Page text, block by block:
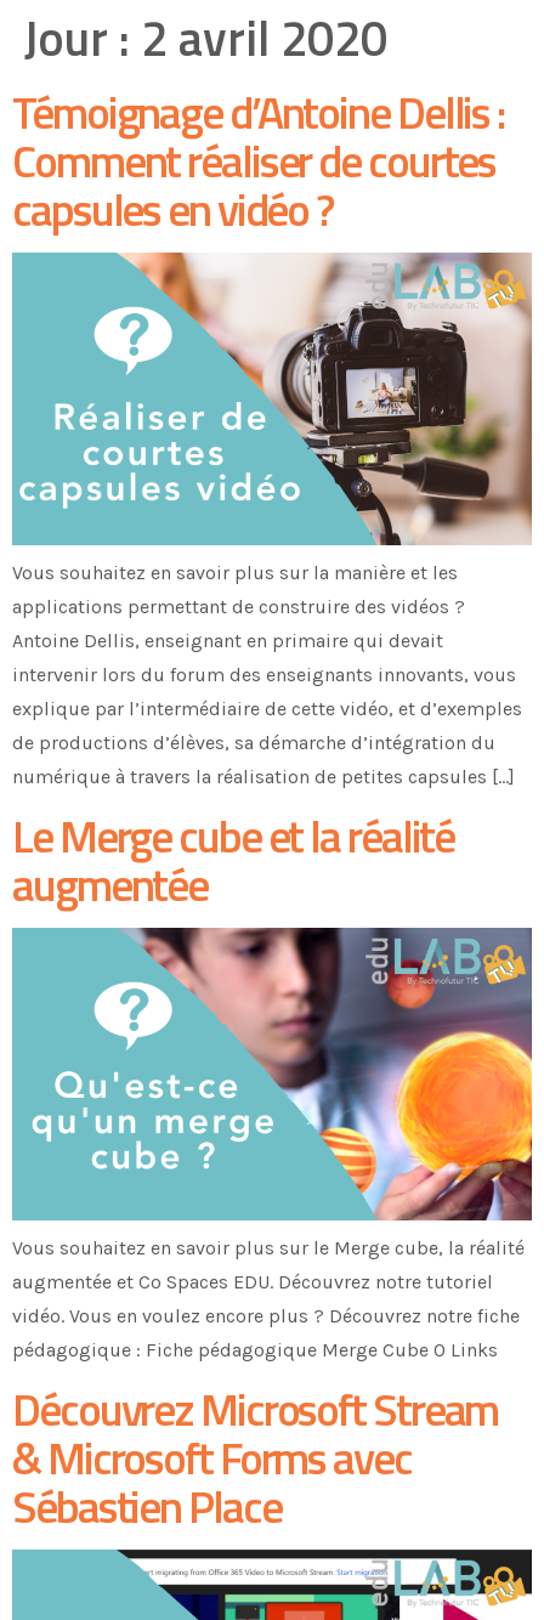
Jour : 2 avril 2020
Témoignage d’Antoine Dellis :
Comment réaliser de courtes
capsules en vidéo ?
Vous souhaitez en savoir plus sur la manière et les
applications permettant de construire des vidéos ?
Antoine Dellis, enseignant en primaire qui devait
intervenir lors du forum des enseignants innovants, vous
explique par l’intermédiaire de cette vidéo, et d’exemples
de productions d’élèves, sa démarche d’intégration du
numérique à travers la réalisation de petites capsules […]
Le Merge cube et la réalité
augmentée
Vous souhaitez en savoir plus sur le Merge cube, la réalité
augmentée et Co Spaces EDU. Découvrez notre tutoriel
vidéo. Vous en voulez encore plus ? Découvrez notre fiche
pédagogique : Fiche pédagogique Merge Cube 0 Links
Découvrez Microsoft Stream
& Microsoft Forms avec
Sébastien Place